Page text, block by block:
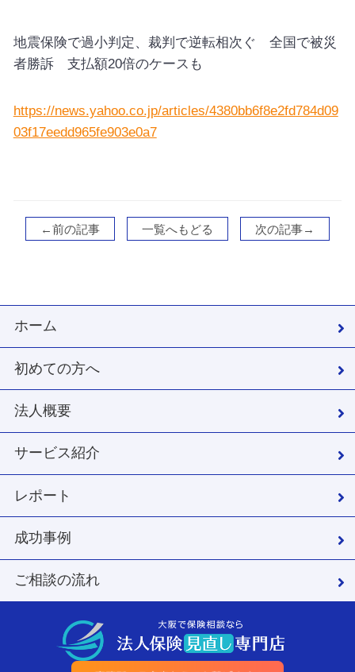
地震保険で過小判定、裁判で逆転相次ぐ 全国で被災
者勝訴 支払額20倍のケースも
https://news.yahoo.co.jp/articles/4380bb6f8e2fd784d09
03f17eedd965fe903e0a7
←前の記事 一覧へもどる 次の記事→
ホーム
初めての方へ
法人概要
サービス紹介
レポート
成功事例
ご相談の流れ